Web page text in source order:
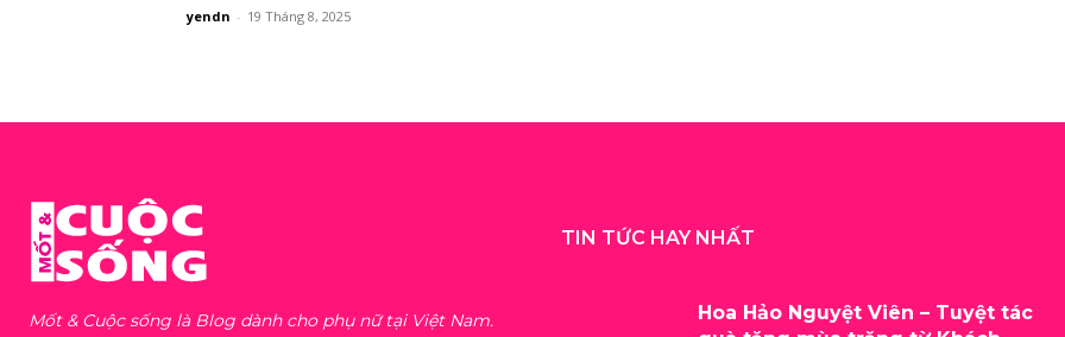
yendn - 19 Tháng 8, 2025
Mốt & Cuộc sống là Blog dành cho phụ nữ tại Việt Nam.
TIN TỨC HAY NHẤT
Hoa Hảo Nguyệt Viên – Tuyệt tác